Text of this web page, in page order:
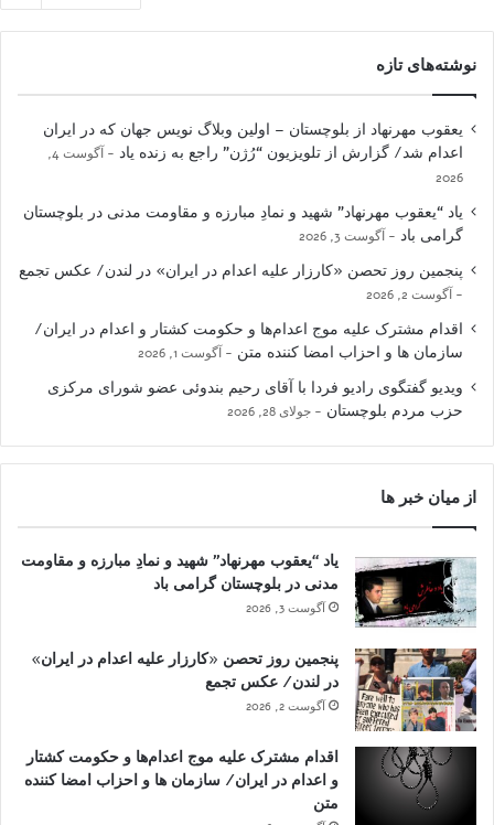
نوشته‌های تازه
یعقوب مهرنهاد از بلوچستان – اولین وبلاگ نویس جهان که در ایران
اعدام شد/ گزارش از تلویزیون “رُژن” راجع به زنده یاد
آگوست 4,
2026
یاد “یعقوب مهرنهاد” شهید و نمادِ مبارزه و مقاومت مدنی در بلوچستان
گرامی باد
آگوست 3, 2026
پنجمین روز تحصن «کارزار علیه اعدام در ایران» در لندن/ عکس تجمع
آگوست 2, 2026
اقدام مشترک علیه موج اعدام‌ها و حکومت کشتار و اعدام در ایران/
سازمان ها و احزاب امضا کننده متن
آگوست 1, 2026
ویدیو گفتگوی رادیو فردا با آقای رحیم بندوئی عضو شورای مرکزی
حزب مردم بلوچستان
جولای 28, 2026
از میان خبر ها
یاد “یعقوب مهرنهاد” شهید و نمادِ مبارزه و مقاومت
مدنی در بلوچستان گرامی باد
آگوست 3, 2026
پنجمین روز تحصن «کارزار علیه اعدام در ایران»
در لندن/ عکس تجمع
آگوست 2, 2026
اقدام مشترک علیه موج اعدام‌ها و حکومت کشتار
و اعدام در ایران/ سازمان ها و احزاب امضا کننده
متن